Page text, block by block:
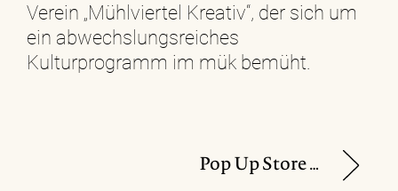
Verein „Mühlviertel Kreativ“, der sich um
ein abwechslungsreiches
Kulturprogramm im mük bemüht.
Pop Up Store von „Zeitlos Design“